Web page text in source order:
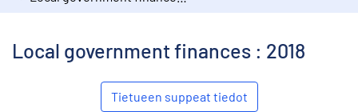
Local government finances : 2018
Tietueen suppeat tiedot